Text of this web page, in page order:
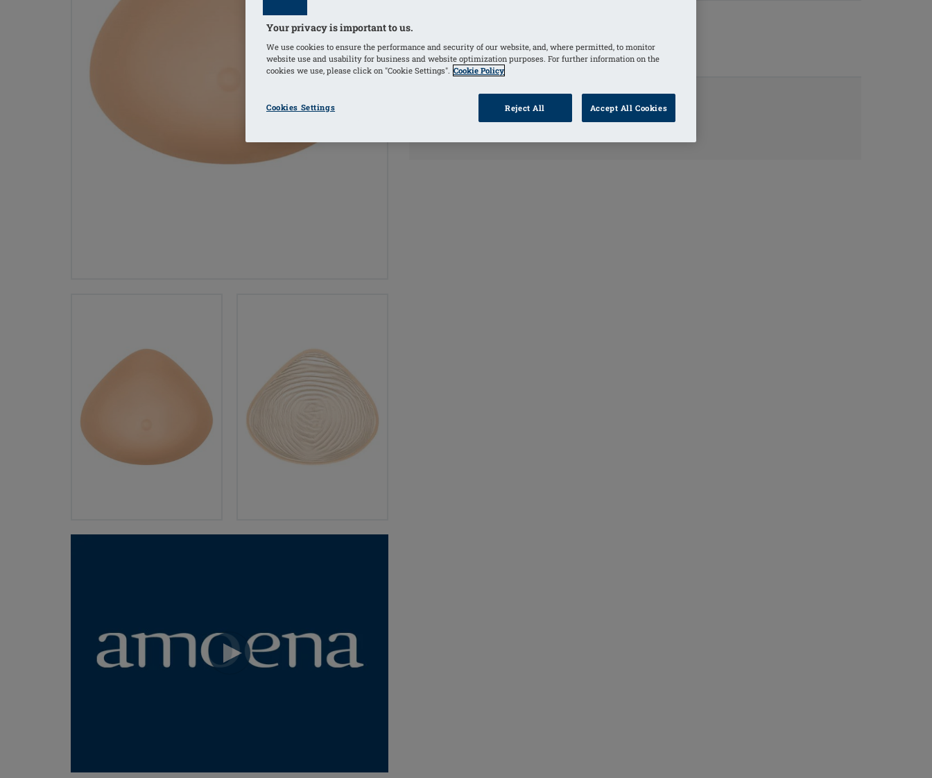
Ivory(Selezionato)
TROVA UN
INFORMAZIONI
Your privacy is important to us.
We use cookies to ensure the performance and security of our website, and, where permitted, to monitor
website use and usability for business and website optimization purposes. For further information on the
cookies we use, please click on "Cookie Settings". Cookie Policy
Cookies Settings Reject All Accept All Cookies